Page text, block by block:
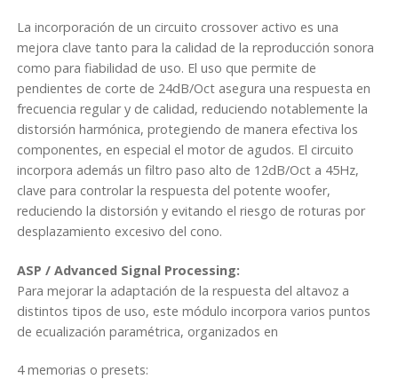
o
f
e
s
o
n
a
l
p
a
a
a
l
t
La incorporación de un circuito crossover activo es una
mejora clave tanto para la calidad de la reproducción sonora
como para fiabilidad de uso. El uso que permite de
pendientes de corte de 24dB/Oct asegura una respuesta en
frecuencia regular y de calidad, reduciendo notablemente la
distorsión harmónica, protegiendo de manera efectiva los
componentes, en especial el motor de agudos. El circuito
incorpora además un filtro paso alto de 12dB/Oct a 45Hz,
clave para controlar la respuesta del potente woofer,
reduciendo la distorsión y evitando el riesgo de roturas por
desplazamiento excesivo del cono.
ASP / Advanced Signal Processing:
Para mejorar la adaptación de la respuesta del altavoz a
distintos tipos de uso, este módulo incorpora varios puntos
de ecualización paramétrica, organizados en
4 memorias o presets: